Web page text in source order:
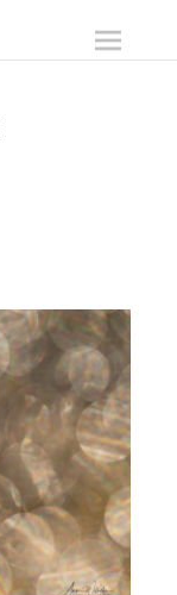
Inhalt